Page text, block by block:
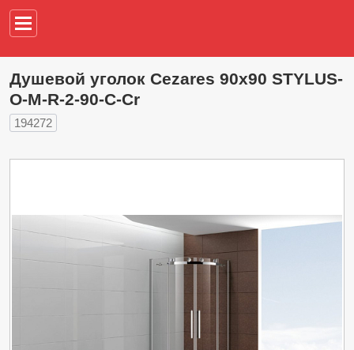
Душевой уголок Cezares 90х90 STYLUS-
O-M-R-2-90-C-Cr
194272